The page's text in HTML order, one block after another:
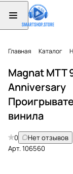
Главная Каталог
Magnat MTT
Anniversary
винила
0
Нет отзывов
Арт.106560